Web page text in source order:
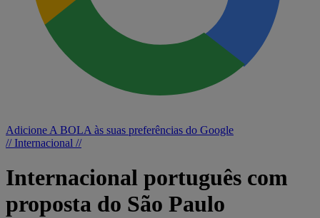
Adicione A BOLA às suas preferências do Google
// Internacional //
Internacional português com
proposta do São Paulo